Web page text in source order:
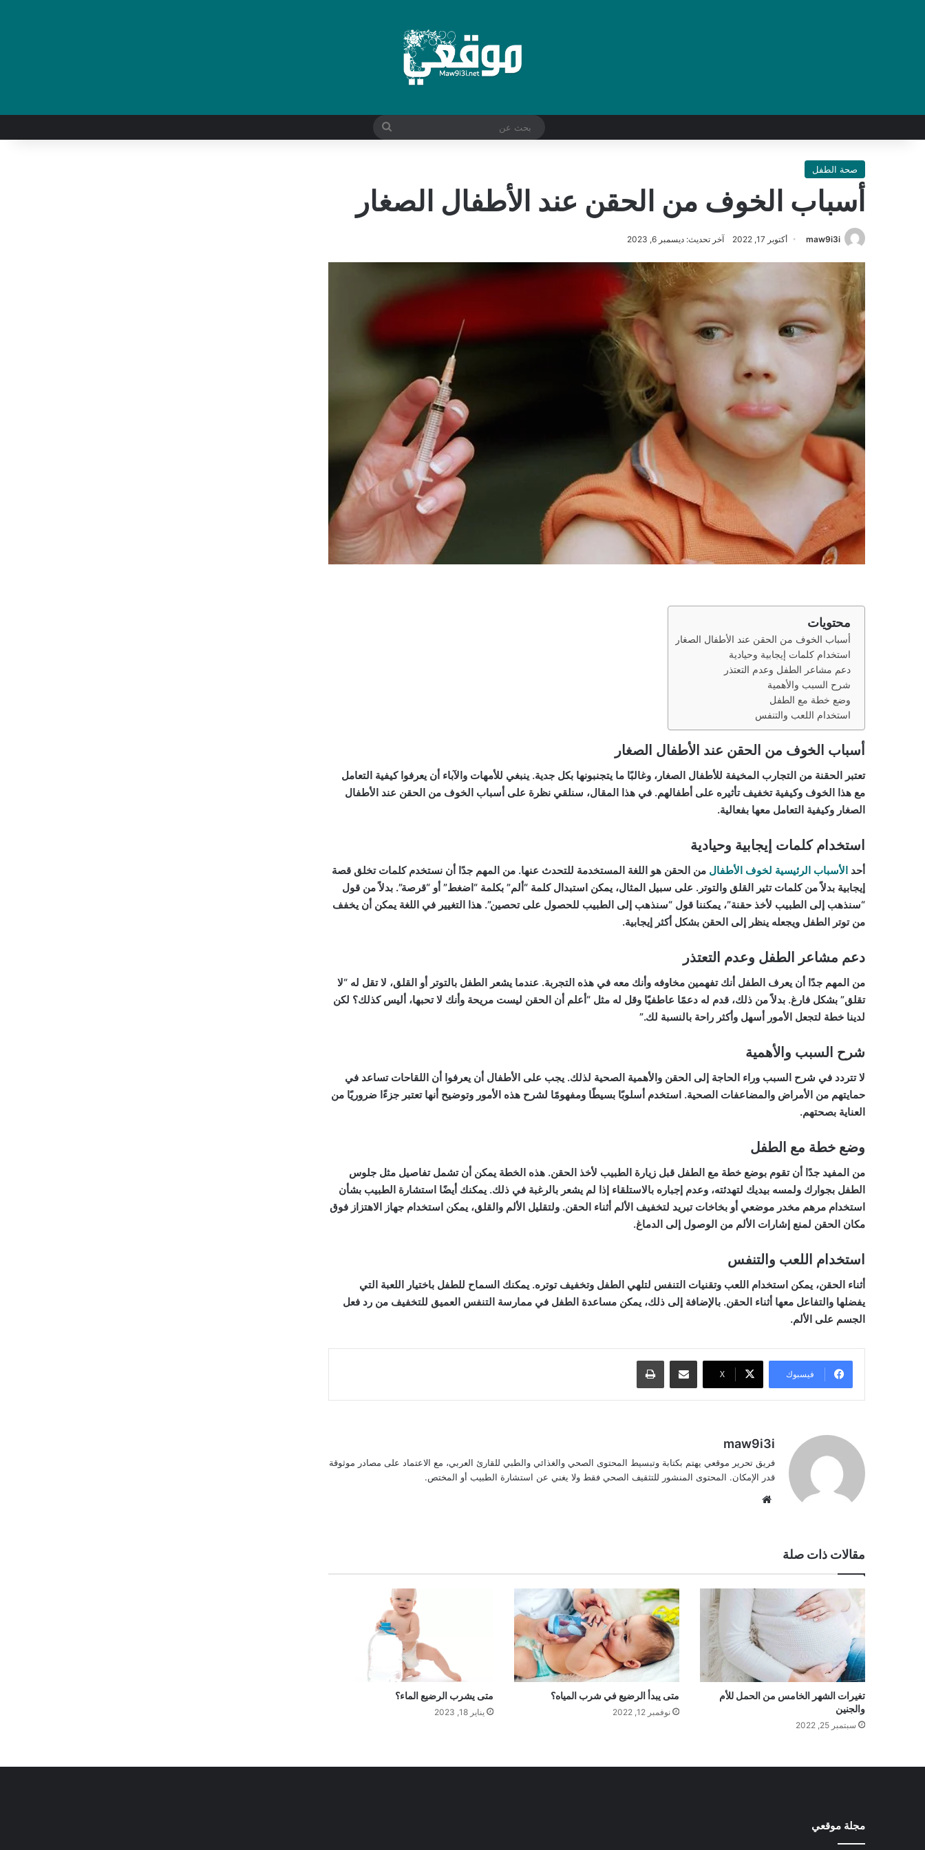
بحث
صحة الطفل
أسباب الخوف من الحقن عند الأطفال الصغار
maw9i3i أكتوبر 17, 2022 آخر تحديث: ديسمبر 6, 2023
محتويات
أسباب الخوف من الحقن عند الأطفال الصغار
استخدام كلمات إيجابية وحيادية
دعم مشاعر الطفل وعدم التعتذر
شرح السبب والأهمية
وضع خطة مع الطفل
استخدام اللعب والتنفس
أسباب الخوف من الحقن عند الأطفال الصغار
تعتبر الحقنة من التجارب المخيفة للأطفال الصغار، وغالبًا ما يتجنبونها بكل جدية. ينبغي للأمهات والآباء أن يعرفوا كيفية التعامل
مع هذا الخوف وكيفية تخفيف تأثيره على أطفالهم. في هذا المقال، سنلقي نظرة على أسباب الخوف من الحقن عند الأطفال
الصغار وكيفية التعامل معها بفعالية.
استخدام كلمات إيجابية وحيادية
أحد الأسباب الرئيسية لخوف الأطفال من الحقن هو اللغة المستخدمة للتحدث عنها. من المهم جدًا أن نستخدم كلمات تخلق قصة
إيجابية بدلاً من كلمات تثير القلق والتوتر. على سبيل المثال، يمكن استبدال كلمة “ألم” بكلمة “اضغط” أو “قرصة”. بدلاً من قول
“سنذهب إلى الطبيب لأخذ حقنة”، يمكننا قول “سنذهب إلى الطبيب للحصول على تحصين”. هذا التغيير في اللغة يمكن أن يخفف
من توتر الطفل ويجعله ينظر إلى الحقن بشكل أكثر إيجابية.
دعم مشاعر الطفل وعدم التعتذر
من المهم جدًا أن يعرف الطفل أنك تفهمين مخاوفه وأنك معه في هذه التجربة. عندما يشعر الطفل بالتوتر أو القلق، لا تقل له “لا
تقلق” بشكل فارغ. بدلاً من ذلك، قدم له دعمًا عاطفيًا وقل له مثل “أعلم أن الحقن ليست مريحة وأنك لا تحبها، أليس كذلك؟ لكن
لدينا خطة لتجعل الأمور أسهل وأكثر راحة بالنسبة لك.”
شرح السبب والأهمية
لا تتردد في شرح السبب وراء الحاجة إلى الحقن والأهمية الصحية لذلك. يجب على الأطفال أن يعرفوا أن اللقاحات تساعد في
حمايتهم من الأمراض والمضاعفات الصحية. استخدم أسلوبًا بسيطًا ومفهومًا لشرح هذه الأمور وتوضيح أنها تعتبر جزءًا ضروريًا من
العناية بصحتهم.
وضع خطة مع الطفل
من المفيد جدًا أن تقوم بوضع خطة مع الطفل قبل زيارة الطبيب لأخذ الحقن. هذه الخطة يمكن أن تشمل تفاصيل مثل جلوس
الطفل بجوارك ولمسه بيديك لتهدئته، وعدم إجباره بالاستلقاء إذا لم يشعر بالرغبة في ذلك. يمكنك أيضًا استشارة الطبيب بشأن
استخدام مرهم مخدر موضعي أو بخاخات تبريد لتخفيف الألم أثناء الحقن. ولتقليل الألم والقلق، يمكن استخدام جهاز الاهتزاز فوق
مكان الحقن لمنع إشارات الألم من الوصول إلى الدماغ.
استخدام اللعب والتنفس
أثناء الحقن، يمكن استخدام اللعب وتقنيات التنفس لتلهي الطفل وتخفيف توتره. يمكنك السماح للطفل باختيار اللعبة التي
يفضلها والتفاعل معها أثناء الحقن. بالإضافة إلى ذلك، يمكن مساعدة الطفل في ممارسة التنفس العميق للتخفيف من رد فعل
الجسم على الألم.
فيسبوك ‫X
مشاركة عبر البريد طباعة
maw9i3i
فريق تحرير موقعي يهتم بكتابة وتبسيط المحتوى الصحي والغذائي والطبي للقارئ العربي، مع الاعتماد على مصادر موثوقة
قدر الإمكان. المحتوى المنشور للتثقيف الصحي فقط ولا يغني عن استشارة الطبيب أو المختص.
مقالات ذات صلة
تغيرات الشهر الخامس من الحمل للأم
والجنين
سبتمبر 25, 2022
متى يبدأ الرضيع في شرب المياه؟
نوفمبر 12, 2022
متى يشرب الرضيع الماء؟
يناير 18, 2023
مجلة موقعي